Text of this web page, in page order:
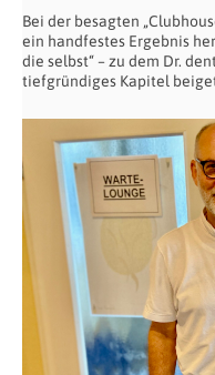
Bei der besagten
ein handfestes Ergebnis
die selbst“ – zu dem Dr.
tiefgründiges Kapitel